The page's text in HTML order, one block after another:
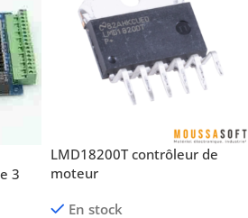
3
LMD18200T contrôleur de
moteur
En stock